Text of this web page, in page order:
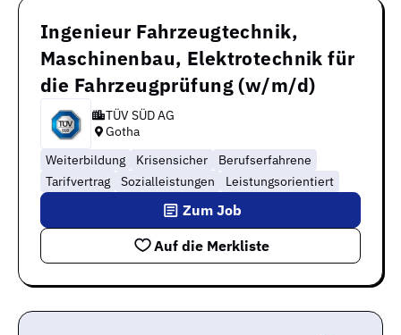
Ingenieur Fahrzeugtechnik,
Maschinenbau, Elektrotechnik für
die Fahrzeugprüfung (w/m/d)
TÜV SÜD AG
Gotha
Weiterbildung
Krisensicher
Berufserfahrene
Tarifvertrag
Sozialleistungen Leistungsorientiert
Auf die Merkliste
Zum Job